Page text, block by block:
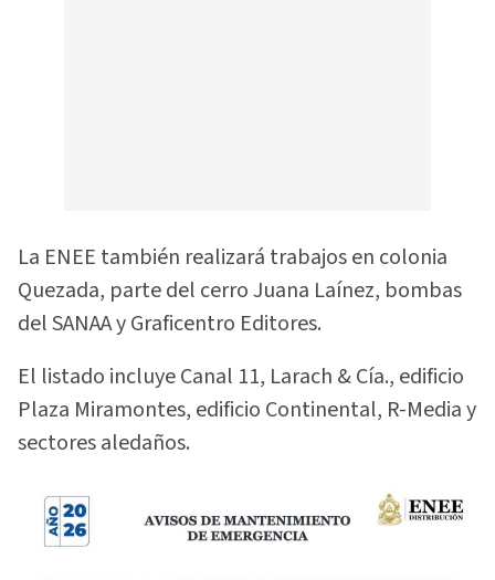
La ENEE también realizará trabajos en colonia
Quezada, parte del cerro Juana Laínez, bombas
del SANAA y Graficentro Editores.
El listado incluye Canal 11, Larach & Cía., edificio
Plaza Miramontes, edificio Continental, R-Media y
sectores aledaños.